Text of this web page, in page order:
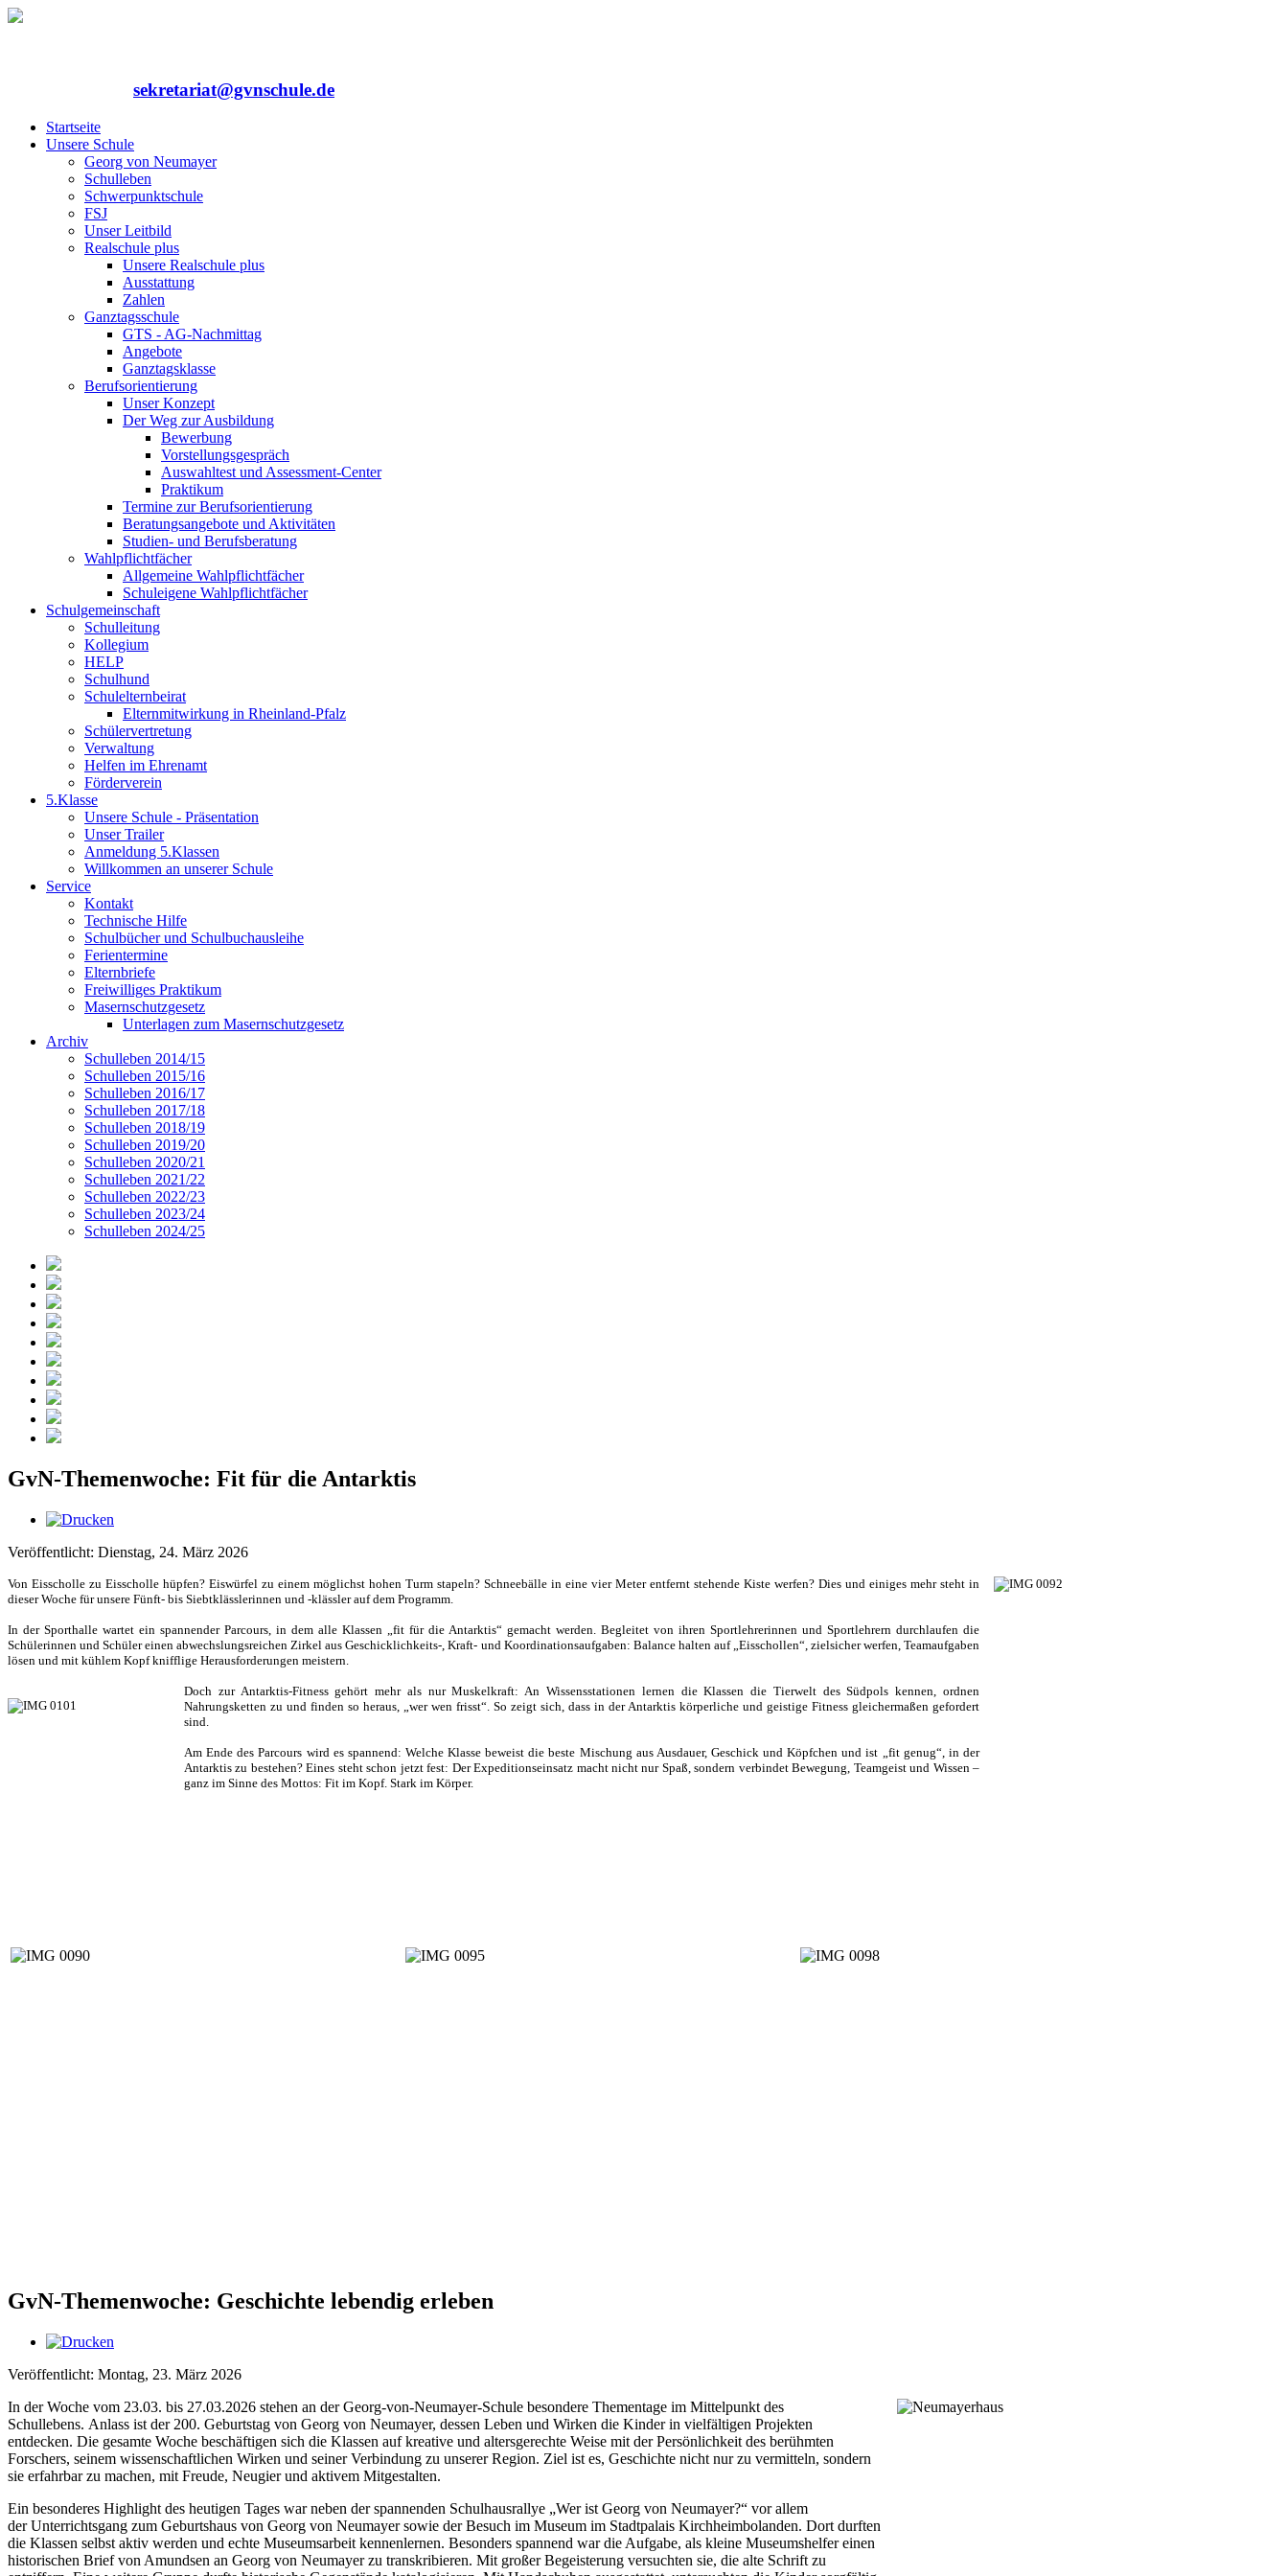
sekretariat@gvnschule.de
Startseite
Unsere Schule
Georg von Neumayer
Schulleben
Schwerpunktschule
FSJ
Unser Leitbild
Realschule plus
Unsere Realschule plus
Ausstattung
Zahlen
Ganztagsschule
GTS - AG-Nachmittag
Angebote
Ganztagsklasse
Berufsorientierung
Unser Konzept
Der Weg zur Ausbildung
Bewerbung
Vorstellungsgespräch
Auswahltest und Assessment-Center
Praktikum
Termine zur Berufsorientierung
Beratungsangebote und Aktivitäten
Studien- und Berufsberatung
Wahlpflichtfächer
Allgemeine Wahlpflichtfächer
Schuleigene Wahlpflichtfächer
Schulgemeinschaft
Schulleitung
Kollegium
HELP
Schulhund
Schulelternbeirat
Elternmitwirkung in Rheinland-Pfalz
Schülervertretung
Verwaltung
Helfen im Ehrenamt
Förderverein
5.Klasse
Unsere Schule - Präsentation
Unser Trailer
Anmeldung 5.Klassen
Willkommen an unserer Schule
Service
Kontakt
Technische Hilfe
Schulbücher und Schulbuchausleihe
Ferientermine
Elternbriefe
Freiwilliges Praktikum
Masernschutzgesetz
Unterlagen zum Masernschutzgesetz
Archiv
Schulleben 2014/15
Schulleben 2015/16
Schulleben 2016/17
Schulleben 2017/18
Schulleben 2018/19
Schulleben 2019/20
Schulleben 2020/21
Schulleben 2021/22
Schulleben 2022/23
Schulleben 2023/24
Schulleben 2024/25
GvN-Themenwoche: Fit für die Antarktis
Veröffentlicht: Dienstag, 24. März 2026
Von Eisscholle zu Eisscholle hüpfen? Eiswürfel zu einem möglichst hohen Turm stapeln? Schneebälle in eine vier Meter entfernt stehende Kiste werfen? Dies und einiges mehr steht in
dieser Woche für unsere Fünft- bis Siebtklässlerinnen und -klässler auf dem Programm.
In der Sporthalle wartet ein spannender Parcours, in dem alle Klassen „fit für die Antarktis“ gemacht werden. Begleitet von ihren Sportlehrerinnen und Sportlehrern durchlaufen die
Schülerinnen und Schüler einen abwechslungsreichen Zirkel aus Geschicklichkeits-, Kraft- und Koordinationsaufgaben: Balance halten auf „Eisschollen“, zielsicher werfen, Teamaufgaben
lösen und mit kühlem Kopf knifflige Herausforderungen meistern.
Doch zur Antarktis-Fitness gehört mehr als nur Muskelkraft: An Wissensstationen lernen die Klassen die Tierwelt des Südpols kennen, ordnen
Nahrungsketten zu und finden so heraus, „wer wen frisst“. So zeigt sich, dass in der Antarktis körperliche und geistige Fitness gleichermaßen gefordert
sind.
Am Ende des Parcours wird es spannend: Welche Klasse beweist die beste Mischung aus Ausdauer, Geschick und Köpfchen und ist „fit genug“, in der
Antarktis zu bestehen? Eines steht schon jetzt fest: Der Expeditionseinsatz macht nicht nur Spaß, sondern verbindet Bewegung, Teamgeist und Wissen –
ganz im Sinne des Mottos: Fit im Kopf. Stark im Körper.
GvN-Themenwoche: Geschichte lebendig erleben
Veröffentlicht: Montag, 23. März 2026
In der Woche vom 23.03. bis 27.03.2026 stehen an der Georg-von-Neumayer-Schule besondere Thementage im Mittelpunkt des
Schullebens. Anlass ist der 200. Geburtstag von Georg von Neumayer, dessen Leben und Wirken die Kinder in vielfältigen Projekten
entdecken. Die gesamte Woche beschäftigen sich die Klassen auf kreative und altersgerechte Weise mit der Persönlichkeit des berühmten
Forschers, seinem wissenschaftlichen Wirken und seiner Verbindung zu unserer Region. Ziel ist es, Geschichte nicht nur zu vermitteln, sondern
sie erfahrbar zu machen, mit Freude, Neugier und aktivem Mitgestalten.
Ein besonderes Highlight des heutigen Tages war neben der spannenden Schulhausrallye „Wer ist Georg von Neumayer?“ vor allem
der Unterrichtsgang zum Geburtshaus von Georg von Neumayer sowie der Besuch im Museum im Stadtpalais Kirchheimbolanden. Dort durften
die Klassen selbst aktiv werden und echte Museumsarbeit kennenlernen. Besonders spannend war die Aufgabe, als kleine Museumshelfer einen
historischen Brief von Amundsen an Georg von Neumayer zu transkribieren. Mit großer Begeisterung versuchten sie, die alte Schrift zu